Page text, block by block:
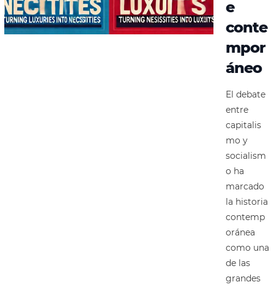
e
conte
mpor
áneo
El debate
entre
capitalis
mo y
socialism
o ha
marcado
la historia
contemp
oránea
como una
de las
grandes